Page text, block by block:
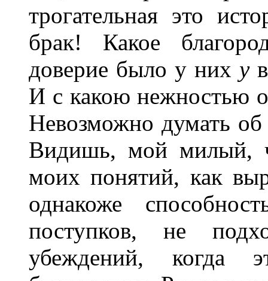
трогательная это
брак! Какое
доверие было у них у
И с какою нежностью
Невозможно думать
Видишь, мой милый,
моих понятий, как
однакоже
поступков, не
убеждений, когда